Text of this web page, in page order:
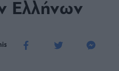
Ελλήνων